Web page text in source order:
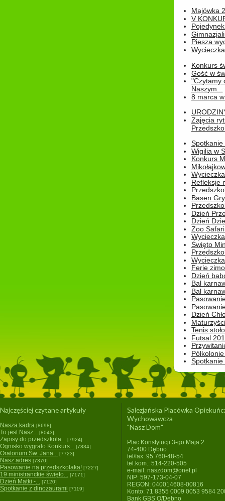
Majówka
V
Piesza
Konkurs
Gość w
"Czytamy
Naszym...
8 marca
Zajęcia
Spotkanie
Wigilia w
Konkurs
Refleksje
Basen
Dzień
Dzień
Zoo
Święto
Ferie
Dzień
Bal
Bal
Dzień
Tenis
Futsal
Najczęściej czytane artykuły
Nasza kadra [8698]
To jest Nasz... [8043]
Zapisy do przedszkola... [7924]
Ognisko wygrało Konkurs... [7834]
Oratorium Św. Jana... [7723]
Nasz adres [7370]
Pasowanie na przedszkolaka! [7227]
19 ministranckie święto... [7171]
Dzień Matki -... [7120]
Spotkanie z dinozaurami [7119]
Salezjańska Placówka
Wychowawcza
"Nasz Dom"
Plac Konstytucji 3-go Maja 2
74-400 Dębno
tel/fax: 95 760-48-54
tel.kom.: 514-220-505
e-mail: naszdom@onet.pl
NIP: 597-173-04-07
REGON: 040014608-00816
Konto: 71 8355 0009 0053 9584
Bank GBS O/Dębno